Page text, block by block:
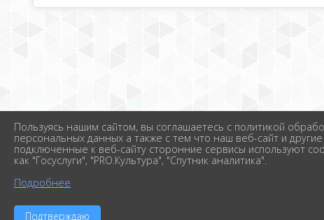
Пользуясь нашим сайтом, вы соглашаетесь с политикой
персональных данных а также с тем что наш веб-сайт и другие
подключенные к веб-сайту сторонние сервисы используют
как "Госуслуги", "PRO.Культура", "Спутник аналитика".
Подробнее
Подтверждаю